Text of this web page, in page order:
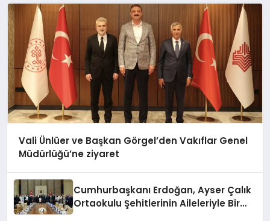
Vali Ünlüer ve Başkan Görgel’den Vakıflar Genel
Müdürlüğü’ne ziyaret
Cumhurbaşkanı Erdoğan, Ayser Çalık
Ortaokulu Şehitlerinin Aileleriyle Bir